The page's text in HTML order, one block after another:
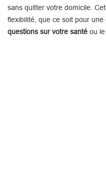
sans quitter votre domicile.
flexibilité, que ce soit pour
questions sur votre santé ou